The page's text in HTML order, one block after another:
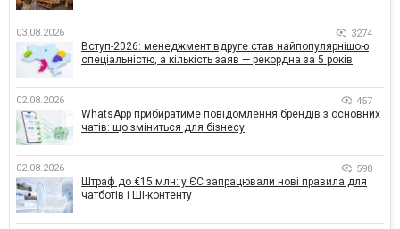
03.08.2026 3274
Вступ-2026: менеджмент вдруге став найпопулярнішою
спеціальністю, а кількість заяв — рекордна за 5 років
02.08.2026 457
WhatsApp прибиратиме повідомлення брендів з основних
чатів: що зміниться для бізнесу
02.08.2026 598
Штраф до €15 млн: у ЄС запрацювали нові правила для
чатботів і ШІ-контенту